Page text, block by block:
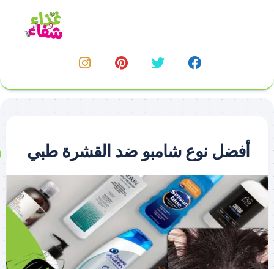
أفضل نوع شامبو ضد القشرة طبي